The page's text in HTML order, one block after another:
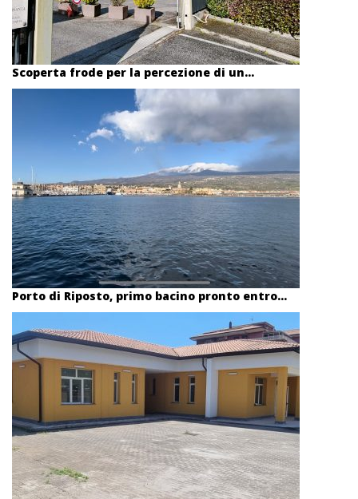
Scoperta frode per la percezione di un...
Porto di Riposto, primo bacino pronto entro...